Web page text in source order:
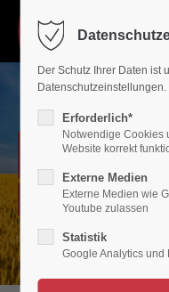
Login
Benutzername
Anmelden
Verein für
Der Schutz Ihrer Daten ist
Datenschutzeinstellungen.
Erforderlich*
Notwendige Cookies
Website korrekt
Externe Medien
Externe Medien wie
Youtube zulassen
Statistik
Google Analytics und